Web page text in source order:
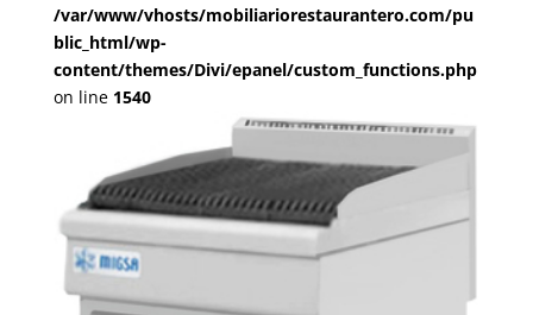
/var/www/vhosts/mobiliariorestaurantero.com/pu
blic_html/wp-
content/themes/Divi/epanel/custom_functions.php
on line 1540